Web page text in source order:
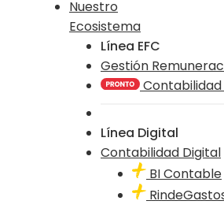
Nuestro
Ecosistema
Línea EFC
Gestión
Contabilidad
Línea Digital
Contabilidad Digital
BI Contable